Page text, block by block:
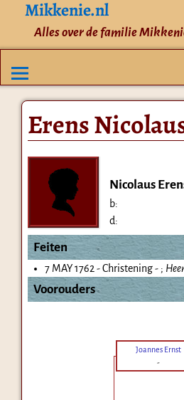
Mikkenie.nl
Alles over de familie
Erens
Nicolaus
b:
d:
Feiten
7 MAY 1762 - Christening - ;
Voorouders
Joannes Ernst
-